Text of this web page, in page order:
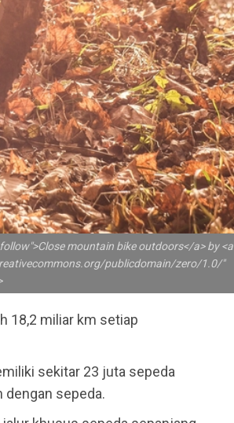
mountain bike outdoors</a> by <a
publicdomain/zero/1.0/"
18,2 miliar km setiap
sekitar 23 juta sepeda
dengan sepeda.